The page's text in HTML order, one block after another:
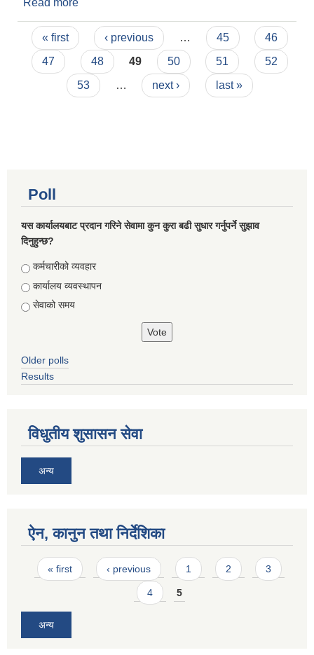
Read more
Pages
« first ‹ previous … 45
46
47
48 49 50 51
52
53
… next › last »
Poll
यस कार्यालयबाट प्रदान गरिने सेवामा कुन कुरा बढी सुधार गर्नुपर्ने सुझाव
दिनुहुन्छ?
Choices
कर्मचारीको व्यवहार
कार्यालय व्यवस्थापन
सेवाको समय
Older polls
Results
विधुतीय शुसासन सेवा
अन्य
ऐन, कानुन तथा निर्देशिका
Pages
« first ‹ previous 1 2 3
4 5
अन्य